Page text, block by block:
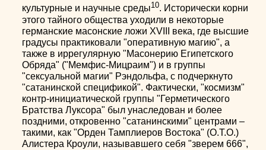
культурные и научные среды10. Исторически корни
этого тайного общества уходили в некоторые
германские масонские ложи ХVIII века, где высшие
градусы практиковали "оперативную магию", а
также в иррегулярную "Масонерию Египетского
Обряда" ("Мемфис-Мицраим") и в группы
"сексуальной магии" Рэндольфа, с подчеркнуто
"сатанинской спецификой". Фактически, "космизм"
контр-инициатической группы "Герметического
Братства Луксора" был унаследован и более
поздними, откровенно "сатанинскими" центрами –
такими, как "Орден Тамплиеров Востока" (О.Т.О.)
Алистера Кроули, называвшего себя "зверем 666",